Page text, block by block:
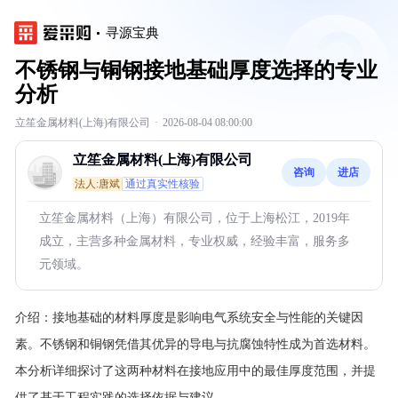
寻源宝典
不锈钢与铜钢接地基础厚度选择的专业
分析
立笙金属材料(上海)有限公司 · 2026-08-04 08:00:00
立笙金属材料(上海)有限公司
法人:唐斌 通过真实性核验
咨询 进店
立笙金属材料（上海）有限公司，位于上海松江，2019年
成立，主营多种金属材料，专业权威，经验丰富，服务多
元领域。
介绍： 接地基础的材料厚度是影响电气系统安全与性能的关键因
素。不锈钢和铜钢凭借其优异的导电与抗腐蚀特性成为首选材料。
本分析详细探讨了这两种材料在接地应用中的最佳厚度范围，并提